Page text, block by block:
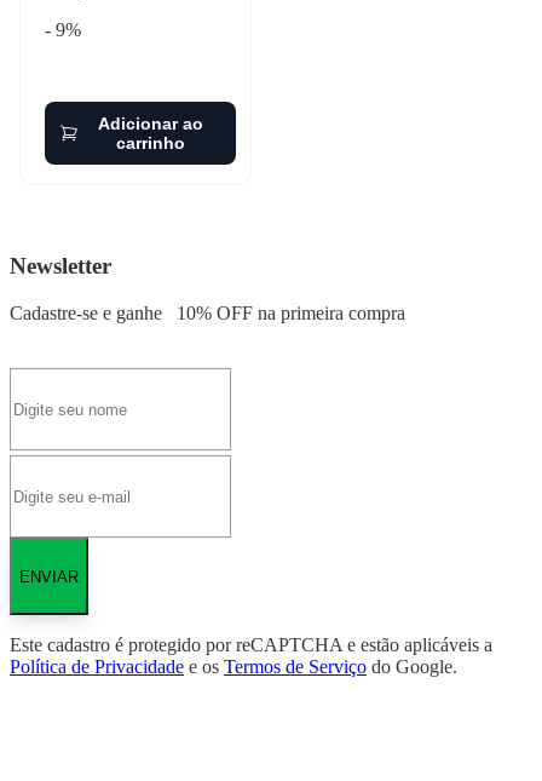
- 9%
Adicionar ao
carrinho
Newsletter
Cadastre-se e ganhe 10% OFF na primeira compra
ENVIAR
Este cadastro é protegido por reCAPTCHA e estão aplicáveis a
Política de Privacidade e os Termos de Serviço do Google.